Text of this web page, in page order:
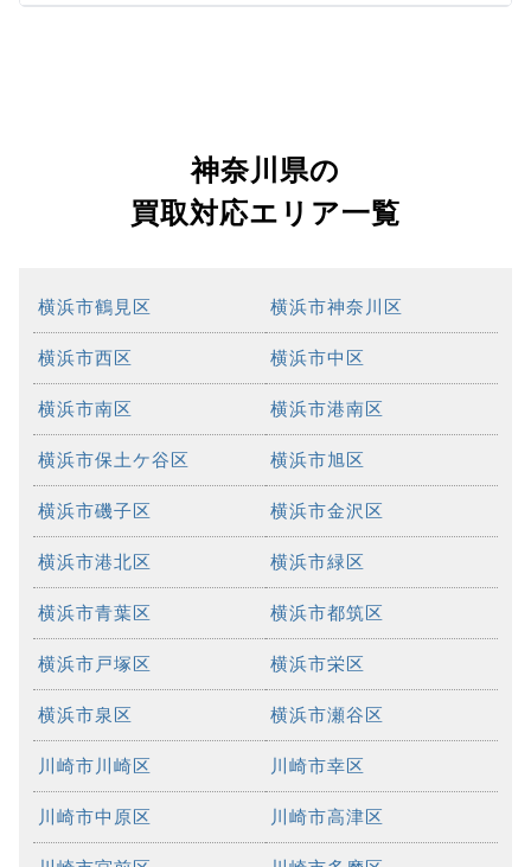
神奈川県の
買取対応エリア一覧
横浜市鶴見区 横浜市神奈川区
横浜市西区 横浜市中区
横浜市南区 横浜市港南区
横浜市保土ケ谷区 横浜市旭区
横浜市磯子区 横浜市金沢区
横浜市港北区 横浜市緑区
横浜市青葉区 横浜市都筑区
横浜市戸塚区 横浜市栄区
横浜市泉区 横浜市瀬谷区
川崎市川崎区 川崎市幸区
川崎市中原区 川崎市高津区